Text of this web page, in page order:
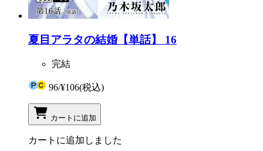
夏目アラタの結婚【単話】 16
完結
96/¥106(税込)
カートに追加
カートに追加しました